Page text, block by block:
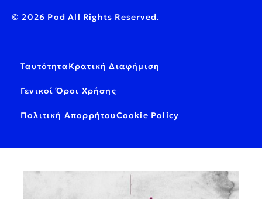
© 2026 Pod All Rights Reserved.
ΤαυτότηταΚρατική Διαφήμιση
Γενικοί Όροι Χρήσης
Πολιτική ΑπορρήτουCookie Policy